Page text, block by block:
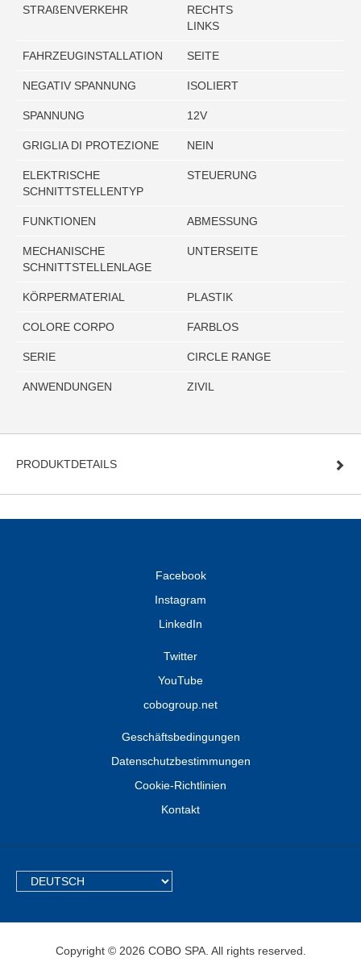
STRAßENVERKEHR
RECHTS
LINKS
FAHRZEUGINSTALLATION SEITE
NEGATIV SPANNUNG ISOLIERT
SPANNUNG 12V
GRIGLIA DI PROTEZIONE NEIN
ELEKTRISCHE
SCHNITTSTELLENTYP
STEUERUNG
FUNKTIONEN ABMESSUNG
MECHANISCHE
SCHNITTSTELLENLAGE
UNTERSEITE
KÖRPERMATERIAL PLASTIK
COLORE CORPO FARBLOS
SERIE CIRCLE RANGE
ANWENDUNGEN ZIVIL
PRODUKTDETAILS
Facebook
Instagram
LinkedIn
Twitter
YouTube
cobogroup.net
Geschäftsbedingungen
Datenschutzbestimmungen
Cookie-Richtlinien
Kontakt
TEXT.LANGUAGE
Copyright © 2026 COBO SPA. All rights reserved.